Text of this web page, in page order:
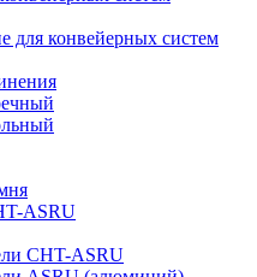
для конвейерных систем
ASRU
CHT-ASRU